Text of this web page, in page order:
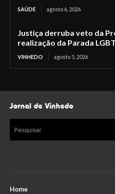
SAÚDE agosto 6, 2026
Justiça derruba veto da
realização da Parada
VINHEDO agosto 5, 2026
Jornal de Vinhedo
Pesquisar
Home